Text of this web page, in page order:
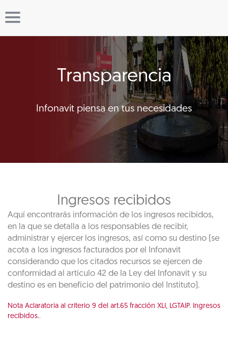
Transparencia
Infonavit piensa en tus necesidades
Ingresos recibidos
Aquí encontrarás información de los ingresos recibidos,
en la que se detalla a los responsables de recibir,
administrar y ejercer los ingresos, así como su destino (se
acota a los ingresos facturados por el Infonavit
considerando que los citados recursos se ejercen de
conformidad al artículo 42 de la Ley del Infonavit y su
destino es en beneficio del patrimonio del Instituto).
Nota Aclaratoria al criterio 9 del art.65 fracción XLI, LGTAIP. Ingresos
recibidos..